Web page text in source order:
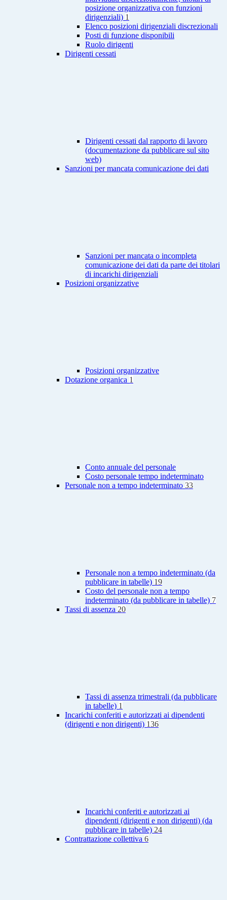
posizione organizzativa con funzioni
dirigenziali) 1
Elenco posizioni dirigenziali discrezionali
Posti di funzione disponibili
Ruolo dirigenti
Dirigenti cessati
Dirigenti cessati dal rapporto di lavoro
(documentazione da pubblicare sul sito
web)
Sanzioni per mancata comunicazione dei dati
Sanzioni per mancata o incompleta
comunicazione dei dati da parte dei titolari
di incarichi dirigenziali
Posizioni organizzative
Posizioni organizzative
Dotazione organica 1
Conto annuale del personale
Costo personale tempo indeterminato
Personale non a tempo indeterminato 33
Personale non a tempo indeterminato (da
pubblicare in tabelle) 19
Costo del personale non a tempo
indeterminato (da pubblicare in tabelle) 7
Tassi di assenza 20
Tassi di assenza trimestrali (da pubblicare
in tabelle) 1
Incarichi conferiti e autorizzati ai dipendenti
(dirigenti e non dirigenti) 136
Incarichi conferiti e autorizzati ai
dipendenti (dirigenti e non dirigenti) (da
pubblicare in tabelle) 24
Contrattazione collettiva 6